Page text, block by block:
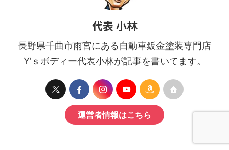
代表 小林
長野県千曲市雨宮にある自動車鈑金塗装専門店
Y’ｓボディー代表小林が記事を書いてます。
運営者情報はこちら